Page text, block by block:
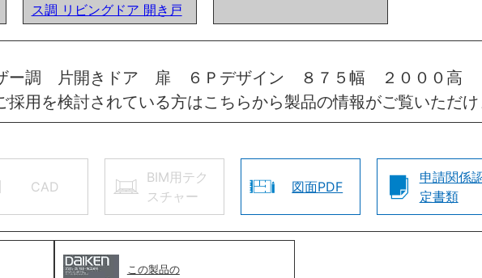
ス調 リビングドア 開き戸
ー調 片開きドア 扉 ６Ｐデザイン ８７５幅 ２０００高
用を検討されている方はこちらから製品の情報がご覧いただ
CAD
BIM用テク
スチャー
図面PDF
申請関係
定書類
この製品の